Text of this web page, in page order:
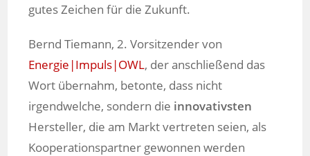
gutes Zeichen für die Zukunft.
Bernd Tiemann, 2. Vorsitzender von
Energie|Impuls|OWL, der anschließend das
Wort übernahm, betonte, dass nicht
irgendwelche, sondern die innovativsten
Hersteller, die am Markt vertreten seien, als
Kooperationspartner gewonnen werden